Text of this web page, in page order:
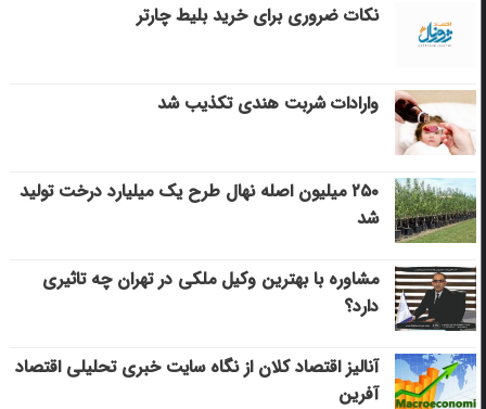
نکات ضروری برای خرید بلیط چارتر
وارادات شربت هندی تکذیب شد
۲۵۰ میلیون اصله نهال طرح یک میلیارد درخت تولید
شد
مشاوره با بهترین وکیل ملکی در تهران چه تاثیری
دارد؟
آنالیز اقتصاد کلان از نگاه سایت خبری تحلیلی اقتصاد
آفرین